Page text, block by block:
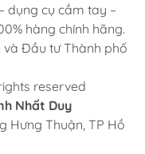
dụng cụ cầm tay –
hàng chính hãng.
và Đầu tư Thành phố
reserved
Nhất Duy
Hưng Thuận, TP Hồ